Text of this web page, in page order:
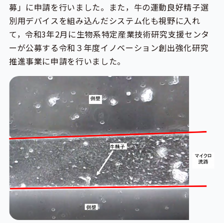
募」に申請を行いました。また，牛の運動良好精子選
別用デバイスを組み込んだシステム化も視野に入れ
て，令和3年2月に生物系特定産業技術研究支援センタ
ーが公募する令和３年度イノベーション創出強化研究
推進事業に申請を行いました。